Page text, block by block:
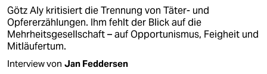
Götz Aly kritisiert die Trennung von Täter- und
Opfererzählungen. Ihm fehlt der Blick auf die
Mehrheitsgesellschaft – auf Opportunismus, Feigheit und
Mitläufertum.
Interview von Jan Feddersen